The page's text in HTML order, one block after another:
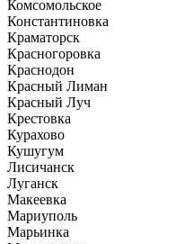
Комсомольское
Константиновка
Краматорск
Красногоровка
Краснодон
Красный Лиман
Красный Луч
Крестовка
Курахово
Кушугум
Лисичанск
Луганск
Макеевка
Мариуполь
Марьинка